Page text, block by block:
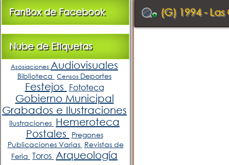
FanBox de Facebook
Nube de Etiquetas
Asosiaciones Audiovisuales
Biblioteca Censos Deportes
Festejos Fototeca
Gobierno Municipal
Grabados e Ilustraciones
Ilustraciones Hemeroteca
Postales
Pregones
Publicaciones Varias Revistas de
Feria Toros Arqueología
(G) 1994 -